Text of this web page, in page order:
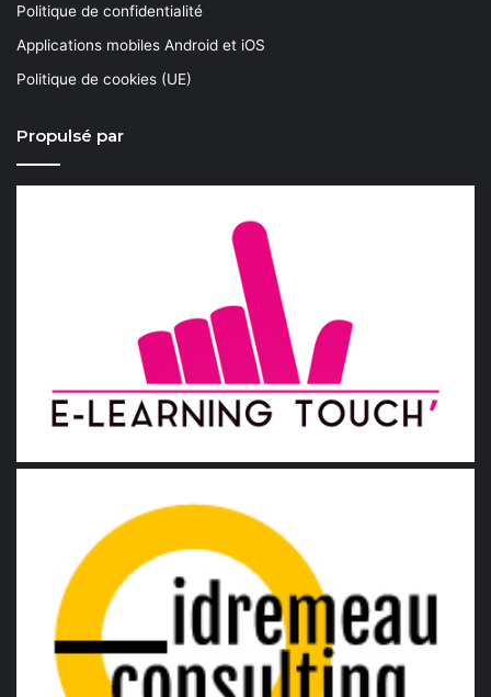
Politique de confidentialité
Applications mobiles Android et iOS
Politique de cookies (UE)
Propulsé par